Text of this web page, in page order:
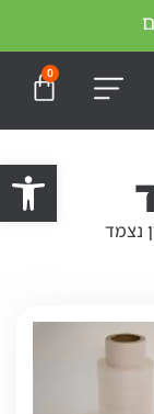
0
נצמד
פתח